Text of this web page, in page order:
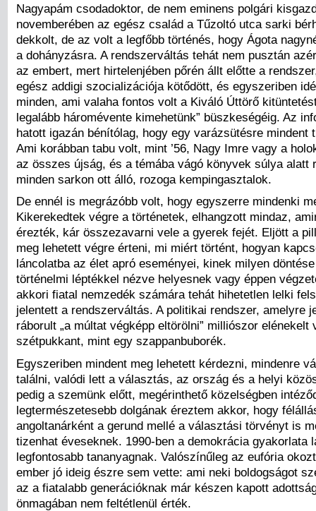
Nagyapám csodadoktor, de nem eminens polgári
novemberében az egész család a Tűzoltó utca sarki
dekkolt, de az volt a legfőbb történés, hogy Ágota
a dohányzásra. A rendszerváltás tehát nem pusztán
az embert, mert hirtelenjében pőrén állt előtte a
egész addigi szocializációja kötődött, és egyszeriben
minden, ami valaha fontos volt a Kiváló Úttörő
legalább háromévente kimehetünk” büszkeségéig. Az
hatott igazán bénítólag, hogy egy varázsütésre mindent
Ami korábban tabu volt, mint ’56, Nagy Imre vagy a
az összes újság, és a témába vágó könyvek súlya alatt
minden sarkon ott álló, rozoga kempingasztalok.
De ennél is megrázóbb volt, hogy egyszerre mindenki
Kikerekedtek végre a történetek, elhangzott mindaz,
érezték, kár összezavarni vele a gyerek fejét. Eljött a
meg lehetett végre érteni, mi miért történt, hogyan
láncolatba az élet apró eseményei, kinek milyen
történelmi léptékkel nézve helyesnek vagy éppen
akkori fiatal nemzedék számára tehát hihetetlen lelki
jelentett a rendszerváltás. A politikai rendszer, amelyre
ráborult „a múltat végképp eltörölni” milliószor elénekelt
szétpukkant, mint egy szappanbuborék.
Egyszeriben mindent meg lehetett kérdezni, mindenre
találni, valódi lett a választás, az ország és a helyi
pedig a szemünk előtt, megérinthető közelségben
legtermészetesebb dolgának éreztem akkor, hogy
angoltanárként a gerund mellé a választási törvényt is
tizenhat éveseknek. 1990-ben a demokrácia gyakorlata
legfontosabb tananyagnak. Valószínűleg az eufória
ember jó ideig észre sem vette: ami neki boldogságot
az a fiatalabb generációknak már készen kapott
önmagában nem feltétlenül érték.